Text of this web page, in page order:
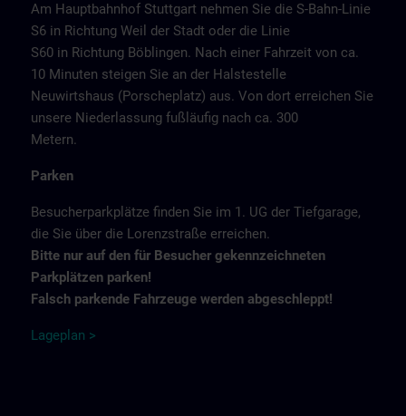
Am Hauptbahnhof Stuttgart nehmen Sie die S-Bahn-Linie
S6 in Richtung Weil der Stadt oder die Linie
S60 in Richtung Böblingen. Nach einer Fahrzeit von ca.
10 Minuten steigen Sie an der Halstestelle
Neuwirtshaus (Porscheplatz) aus. Von dort erreichen Sie
unsere Niederlassung fußläufig nach ca. 300
Metern.
Parken
Besucherparkplätze finden Sie im 1. UG der Tiefgarage,
die Sie über die Lorenzstraße erreichen.
Bitte nur auf den für Besucher gekennzeichneten
Parkplätzen parken!
Falsch parkende Fahrzeuge werden abgeschleppt!
Lagep lan >